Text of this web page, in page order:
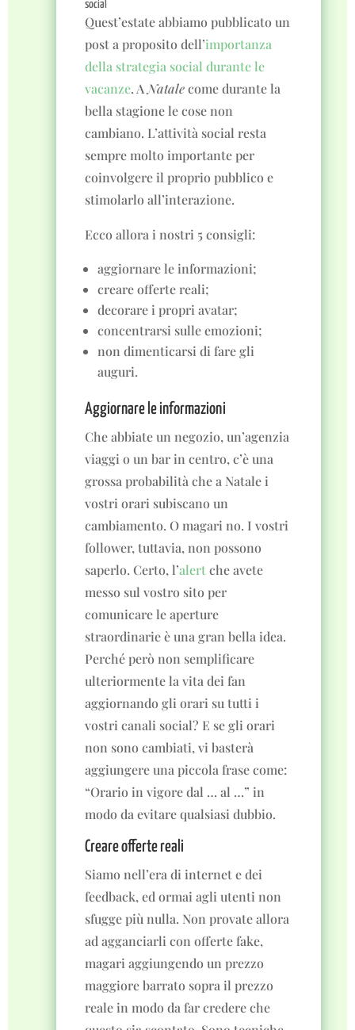
social
Quest’estate abbiamo pubblicato un
post a proposito dell’importanza
della strategia social durante le
vacanze. A Natalecome durante la
bella stagione le cose non
cambiano. L’attività social resta
sempre molto importante per
coinvolgere il proprio pubblico e
stimolarlo all’interazione.
Ecco allora i nostri 5 consigli:
aggiornare le informazioni;
creare offerte reali;
decorare i propri avatar;
concentrarsi sulle emozioni;
non dimenticarsi di fare gli
auguri.
Aggiornare le informazioni
Che abbiate un negozio, un’agenzia
viaggi o un bar in centro, c’è una
grossa probabilità che a Natale i
vostri orari subiscano un
cambiamento. O magari no. I vostri
follower, tuttavia, non possono
saperlo. Certo, l’alertche avete
messo sul vostro sito per
comunicare le aperture
straordinarie è una gran bella idea.
Perché però non semplificare
ulteriormente la vita dei fan
aggiornando gli orari su tutti i
vostri canali social? E se gli orari
non sono cambiati, vi basterà
aggiungere una piccola frase come:
“Orario in vigore dal … al …” in
modo da evitare qualsiasi dubbio.
Creare offerte reali
Siamo nell’era di internet e dei
feedback, ed ormai agli utenti non
sfugge più nulla. Non provate allora
ad agganciarli con offerte fake,
magari aggiungendo un prezzo
maggiore barrato sopra il prezzo
reale in modo da far credere che